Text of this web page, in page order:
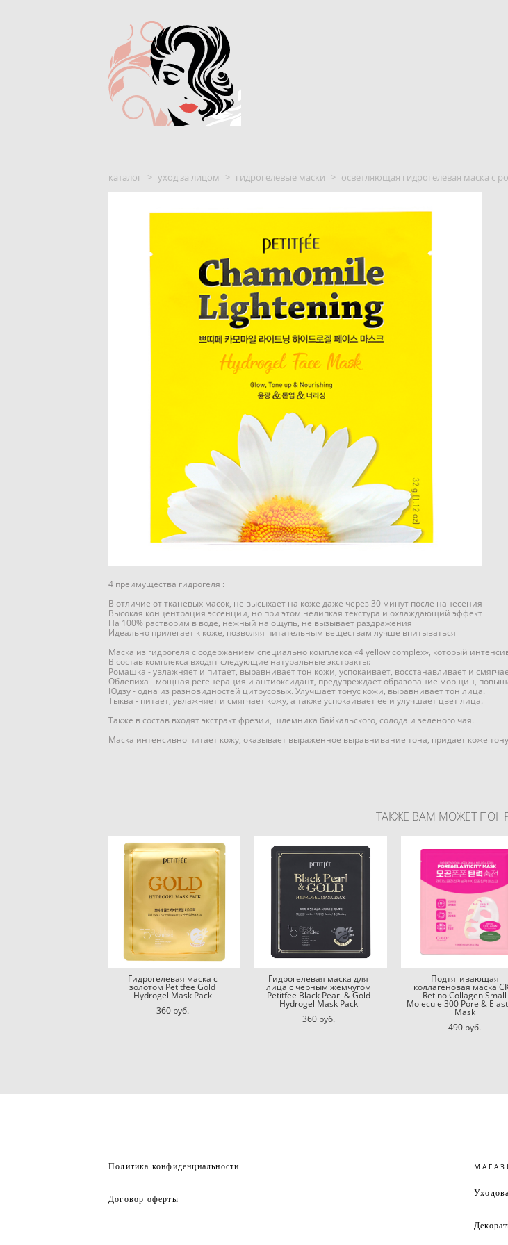
каталог > уход за лицом > гидрогелевые маски > осветляющая гидрогелевая маска с
4 преимущества гидрогеля :
В отличие от тканевых масок, не высыхает на коже даже через 30 минут после нанесения
Высокая концентрация эссенции, но при этом нелипкая текстура и охлаждающий эффект
На 100% растворим в воде, нежный на ощупь, не вызывает раздражения
Идеально прилегает к коже, позволяя питательным веществам лучше впитываться
Маска из гидрогеля с содержанием специально комплекса «4 yellow complex», который
В состав комплекса входят следующие натуральные экстракты:
Ромашка - увлажняет и питает, выравнивает тон кожи, успокаивает, восстанавливает и
Облепиха - мощная регенерация и антиоксидант, предупреждает образование морщин,
Юдзу - одна из разновидностей цитрусовых. Улучшает тонус кожи, выравнивает тон лица.
Тыква - питает, увлажняет и смягчает кожу, а также успокаивает ее и улучшает цвет лица.
Также в состав входят экстракт фрезии, шлемника байкальского, солода и зеленого чая.
Маска интенсивно питает кожу, оказывает выраженное выравнивание тона, придает коже
ТАКЖЕ ВАМ МОЖЕТ
Гидрогелевая маска с
золотом Petitfee Gold
Hydrogel Mask Pack
360 pуб.
Гидрогелевая маска для
лица с черным жемчугом
Petitfee Black Pearl & Gold
Hydrogel Mask Pack
360 pуб.
Подтягивающая
коллагеновая маска
Retino Collagen Small
Molecule 300 Pore &
Mask
490 pуб.
Политика конфиденциальности
Договор оферты